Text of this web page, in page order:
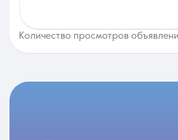
Количество просмотров